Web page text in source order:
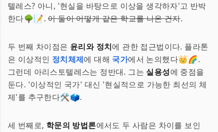
텔레스? 아니, '현실을 바탕으로 이상을 생각하자'고 반박
한다🌳📝.이 둘이 어떻게 같은 학교를 나온 건지.
두 번째 차이점은 윤리와 정치에 관한 접근법이다. 플라톤
은 이상적인 정치체제에 대해 국가에서 논의했다👑🌈.
그런데 아리스토텔레스는 정반대. 그는 실용성에 중점을
둔다. '이상적인 국가' 대신 '현실적으로 가능한 최선의 체
제'를 추구한다🛠️🗳️.
세 번째로, 학문의 방법론에서도 두 사람은 차이를 보인